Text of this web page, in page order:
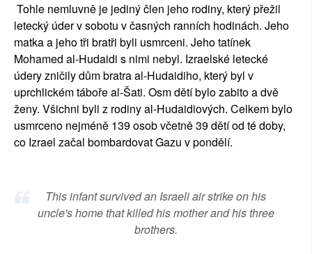
Tohle nemluvně je jediný člen jeho rodiny, který přežil
letecký úder v sobotu v časných ranních hodinách. Jeho
matka a jeho tři bratři byli usmrceni. Jeho tatínek
Mohamed al-Hudaidi s nimi nebyl. Izraelské letecké
údery zničily dům bratra al-Hudaidiho, který byl v
uprchlickém táboře al-Šati. Osm dětí bylo zabito a dvě
ženy. Všichni byli z rodiny al-Hudaidiových. Celkem bylo
usmrceno nejméně 139 osob včetně 39 dětí od té doby,
co Izrael začal bombardovat Gazu v pondělí.
This infant survived an Israeli air strike on his
uncle's home that killed his mother and his three
brothers.